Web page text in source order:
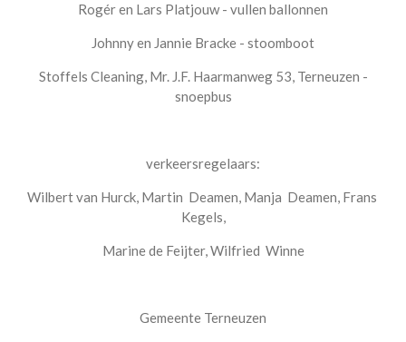
Rogér en Lars Platjouw - vullen ballonnen
Johnny en Jannie Bracke - stoomboot
Stoffels Cleaning, Mr. J.F. Haarmanweg 53, Terneuzen -
snoepbus
verkeersregelaars:
Wilbert van Hurck, Martin Deamen, Manja Deamen, Frans
Kegels,
Marine de Feijter, Wilfried Winne
Gemeente Terneuzen